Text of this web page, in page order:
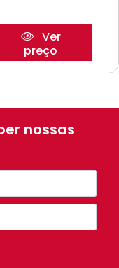
Ver
preço
nossas